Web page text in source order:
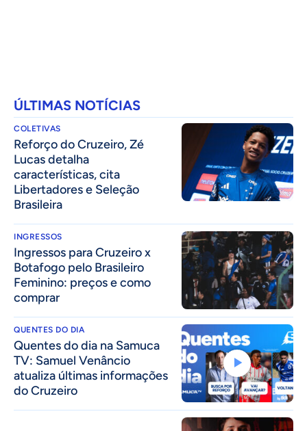
ÚLTIMAS NOTÍCIAS
COLETIVAS
⁠Reforço do Cruzeiro, Zé
Lucas detalha
características, cita
Libertadores e Seleção
Brasileira
INGRESSOS
Ingressos para Cruzeiro x
Botafogo pelo Brasileiro
Feminino: preços e como
comprar
QUENTES DO DIA
Quentes do dia na Samuca
TV: Samuel Venâncio
atualiza últimas informações
do Cruzeiro